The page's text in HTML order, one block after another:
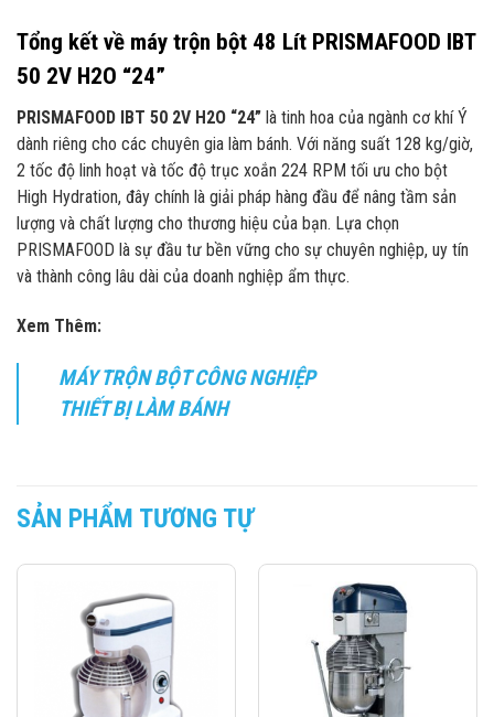
Tổng kết về máy trộn bột 48 Lít PRISMAFOOD IBT
50 2V H2O “24”
PRISMAFOOD IBT 50 2V H2O “24” là tinh hoa của ngành cơ khí Ý
dành riêng cho các chuyên gia làm bánh. Với năng suất 128 kg/giờ,
2 tốc độ linh hoạt và tốc độ trục xoắn 224 RPM tối ưu cho bột
High Hydration, đây chính là giải pháp hàng đầu để nâng tầm sản
lượng và chất lượng cho thương hiệu của bạn. Lựa chọn
PRISMAFOOD là sự đầu tư bền vững cho sự chuyên nghiệp, uy tín
và thành công lâu dài của doanh nghiệp ẩm thực.
Xem Thêm:
MÁY TRỘN BỘT CÔNG NGHIỆP
THIẾT BỊ LÀM BÁNH
SẢN PHẨM TƯƠNG TỰ